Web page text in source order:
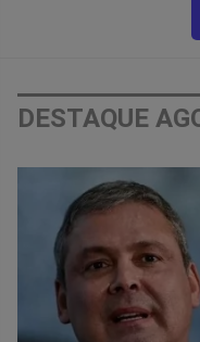
DESTAQUE